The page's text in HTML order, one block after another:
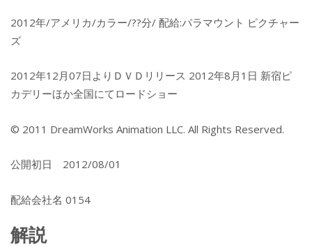
2012年/アメリカ/カラー/??分/ 配給:パラマウント ピクチャー
ズ
2012年12月07日よりＤＶＤリリース 2012年8月1日 新宿ピ
カデリーほか全国にてロードショー
© 2011 DreamWorks Animation LLC. All Rights Reserved.
公開初日 2012/08/01
配給会社名 0154
解説